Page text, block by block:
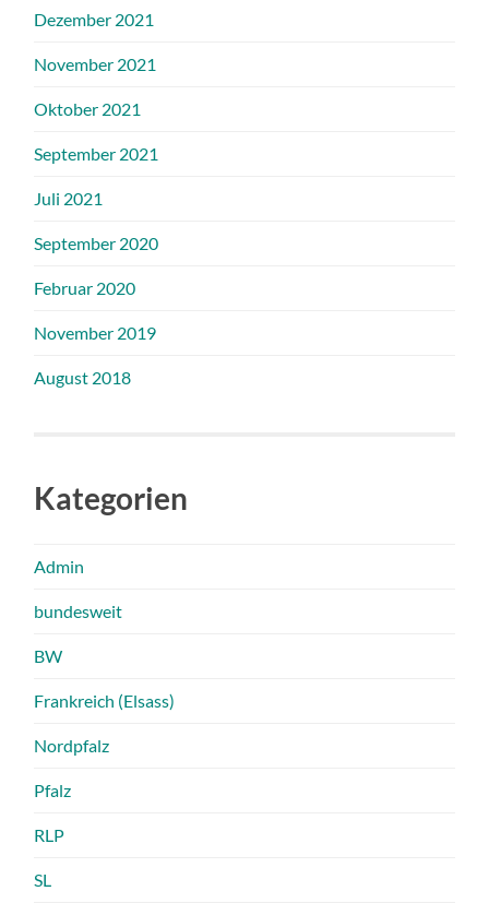
Dezember 2021
November 2021
Oktober 2021
September 2021
Juli 2021
September 2020
Februar 2020
November 2019
August 2018
Kategorien
Admin
bundesweit
BW
Frankreich (Elsass)
Nordpfalz
Pfalz
RLP
SL